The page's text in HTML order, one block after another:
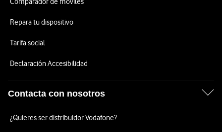
Repara tu dispositivo
Tarifa social
Declaración Accesibilidad
Contacta con nosotros
¿Quieres ser distribuidor Vodafone?